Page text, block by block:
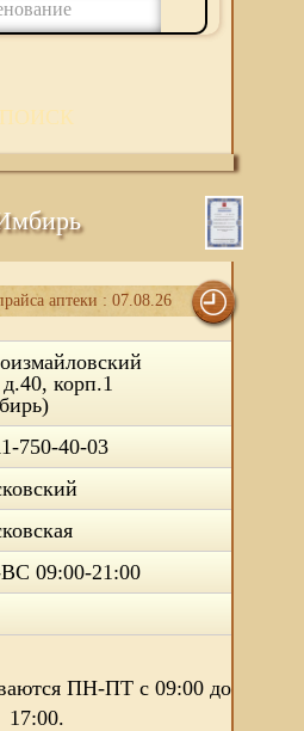
ПОИСК
аптеки : 07.08.26
корп.1
750-40-03
09:00-21:00
ПН-ПТ с 09:00 до
17:00.